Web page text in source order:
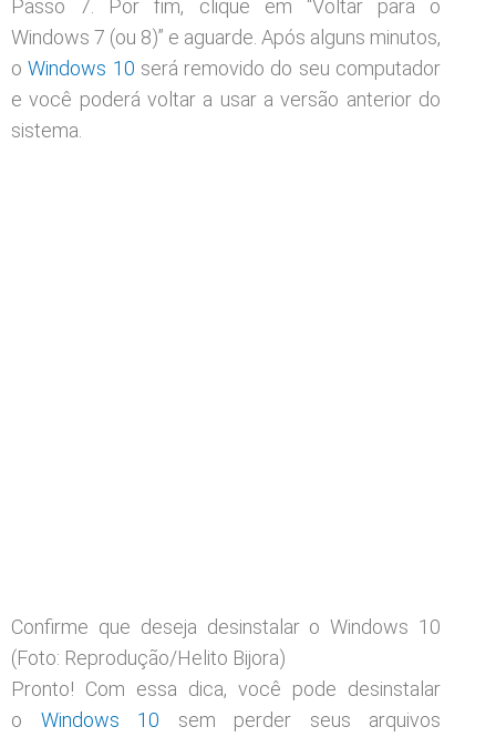
Passo 7. Por fim, clique em “Voltar para o
Windows 7 (ou 8)” e aguarde. Após alguns minutos,
oWindows 10 será removido do seu computador
e você poderá voltar a usar a versão anterior do
sistema.
Confirme que deseja desinstalar o Windows 10
(Foto: Reprodução/Helito Bijora)
Pronto! Com essa dica, você pode desinstalar
o Windows 10 sem perder seus arquivos